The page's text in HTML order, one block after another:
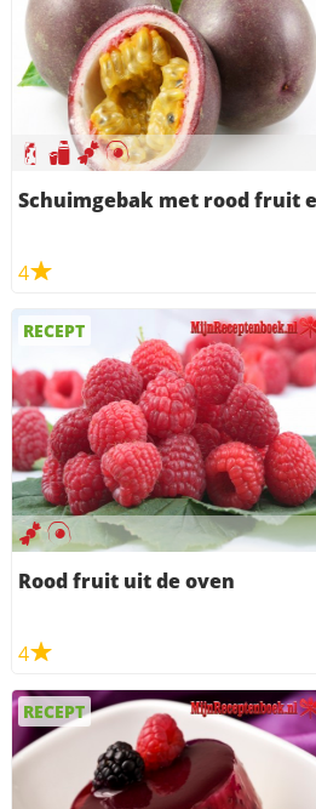
Schuimgebak met rood fruit
4
RECEPT
Rood fruit uit de oven
4
RECEPT